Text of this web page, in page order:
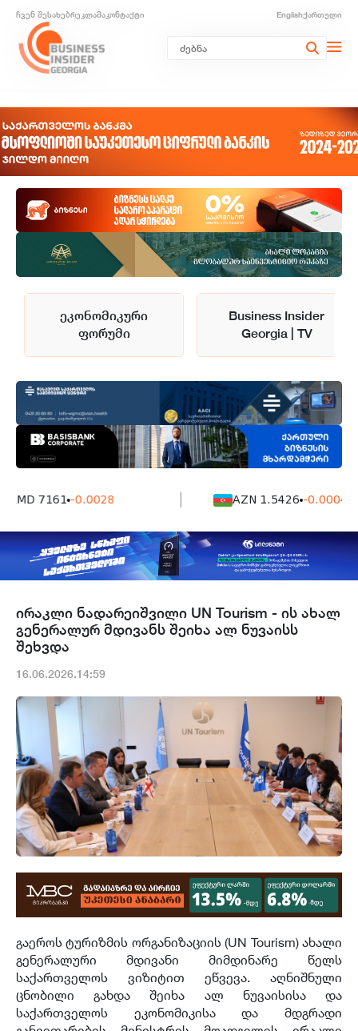
ჩვენ შესახებრეკლამაკონტაქტი Englishქართული
ეკონომიკური
ფორუმი
Business Insider
Georgia | TV
AMD 7161 -0.0028 AZN 1.5426 -0.0004
ირაკლი ნადარეიშვილი UN Tourism - ის ახალ
გენერალურ მდივანს შეიხა ალ ნუვაისს
შეხვდა
16.06.2026.14:59
გაეროს ტურიზმის ორგანიზაციის (UN Tourism) ახალი
გენერალური მდივანი მიმდინარე წელს
საქართველოს ვიზიტით ეწვევა. აღნიშნული
ცნობილი გახდა შეიხა ალ ნუვაისისა და
საქართველოს ეკონომიკისა და მდგრადი